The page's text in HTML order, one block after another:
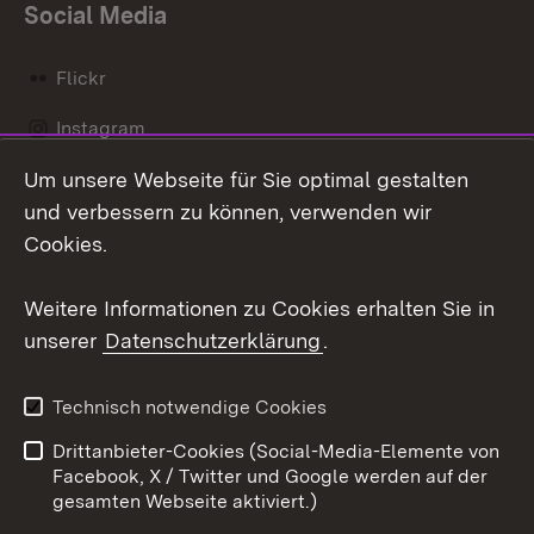
Social Media
Flickr
Instagram
Social Wall
Barrierefreiheit
Benutzungshinweise
Impressum
Cookies
Um unsere Webseite für Sie optimal gestalten
und verbessern zu können, verwenden wir
Cookies.
Weitere Informationen zu Cookies erhalten Sie in
unserer Datenschutzerklärung.
Technisch notwendige Cookies
Drittanbieter-Cookies (Social-Media-Elemente von
Facebook, X / Twitter und Google werden auf der
gesamten Webseite aktiviert.)